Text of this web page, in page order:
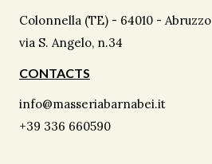
Colonnella (TE) - 64010 - Abruzzo
via S. Angelo, n.34
CONTACTS
info@masseriabarnabei.it
+39 336 660590